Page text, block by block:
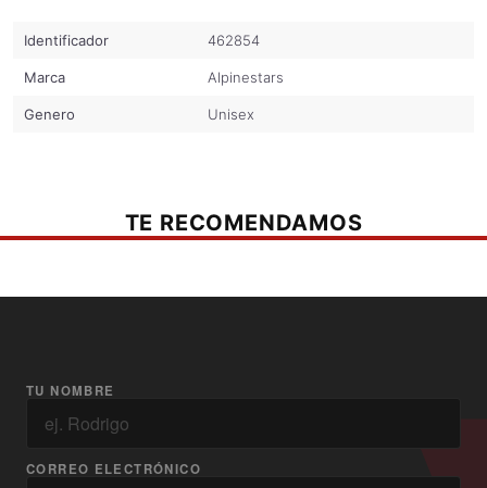
Identificador 462854
Marca Alpinestars
Genero Unisex
TE RECOMENDAMOS
TU NOMBRE
CORREO ELECTRÓNICO